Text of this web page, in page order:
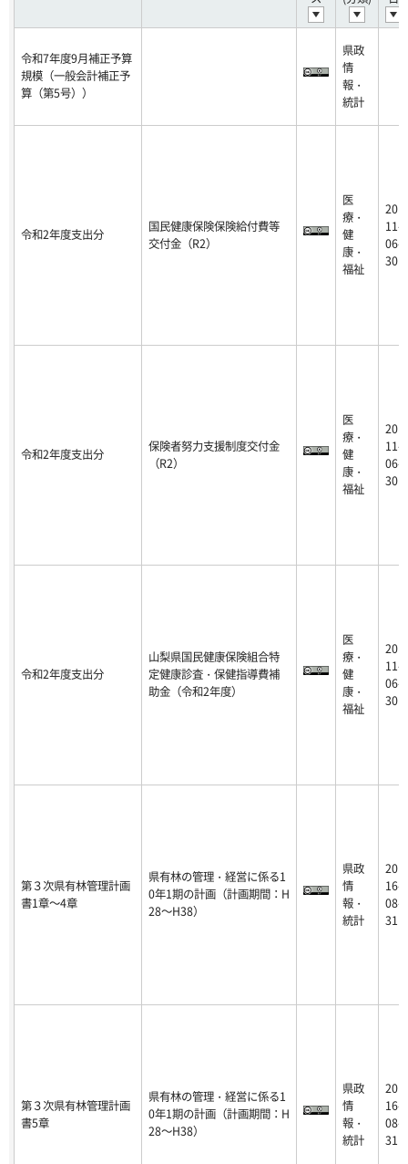
令和7年度9月補正予算
規模（一般会計補正予
算（第5号））
県政
情
報・
統計
令和2年度支出分
国民健康保険保険給付費等
交付金（R2）
医
療・
健
康・
福祉
20
11-
06-
30
令和2年度支出分
保険者努力支援制度交付金
（R2）
医
療・
健
康・
福祉
20
11-
06-
30
令和2年度支出分
山梨県国民健康保険組合特
定健康診査・保健指導費補
助金（令和2年度）
医
療・
健
康・
福祉
20
11-
06-
30
第３次県有林管理計画
書1章～4章
県有林の管理・経営に係る1
0年1期の計画（計画期間：H
28～H38）
県政
情
報・
統計
20
16-
08-
31
第３次県有林管理計画
書5章
県有林の管理・経営に係る1
0年1期の計画（計画期間：H
28～H38）
県政
情
報・
統計
20
16-
08-
31